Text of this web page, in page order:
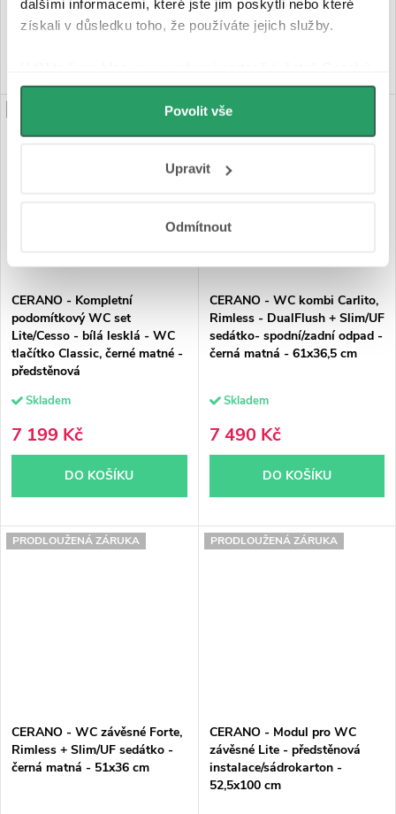
dalšími informacemi, které jste jim poskytli nebo které
získali v důsledku toho, že používáte jejich služby.
můžeme používat cookies pro analytiku a
personalizovanou reklamu. Jak Google zpracovává
osobní údaje najdete na stránkách
Povolit vše
Upravit
Odmítnout
CERANO - Kompletní
podomítkový WC set
Lite/Cesso - bílá lesklá - WC
tlačítko Classic, černé matné -
předstěnová
cmSkladem
7 199 Kč
DO KOŠÍKU
PRODLOUŽENÁ ZÁRUKA
CERANO - WC kombi Carlito,
Rimless - DualFlush + Slim/UF
sedátko- spodní/zadní odpad -
černá matná - 61x36,5 cm
Skladem
7 490 Kč
DO KOŠÍKU
PRODLOUŽENÁ ZÁRUKA
CERANO - WC závěsné Forte,
Rimless + Slim/UF sedátko -
černá matná - 51x36 cm
PRODLOUŽENÁ ZÁRUKA
CERANO - Modul pro WC
závěsné Lite - předstěnová
instalace/sádrokarton -
52,5x100 cm